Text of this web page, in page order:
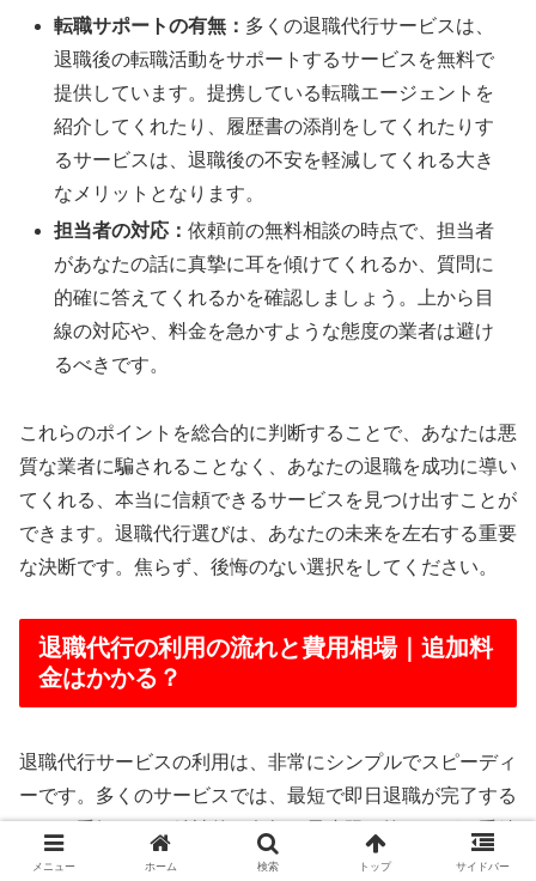
転職サポートの有無： 多くの退職代行サービスは、
退職後の転職活動をサポートするサービスを無料で
提供しています。提携している転職エージェントを
紹介してくれたり、履歴書の添削をしてくれたりす
るサービスは、退職後の不安を軽減してくれる大き
なメリットとなります。
担当者の対応：依頼前の無料相談の時点で、担当者
があなたの話に真摯に耳を傾けてくれるか、質問に
的確に答えてくれるかを確認しましょう。上から目
線の対応や、料金を急かすような態度の業者は避け
るべきです。
これらのポイントを総合的に判断することで、あなたは悪
質な業者に騙されることなく、あなたの退職を成功に導い
てくれる、本当に信頼できるサービスを見つけ出すことが
できます。退職代行選びは、あなたの未来を左右する重要
な決断です。焦らず、後悔のない選択をしてください。
退職代行の利用の流れと費用相場｜追加料
金はかかる？
退職代行サービスの利用は、非常にシンプルでスピーディ
ーです。多くのサービスでは、最短で即日退職が完了する
ほどの手軽さで、精神的な負担を最小限に抑えながら手続
きを進めることができます。ここでは、退職代行に依頼し
メニュー ホーム 検索 トップ サイドバー